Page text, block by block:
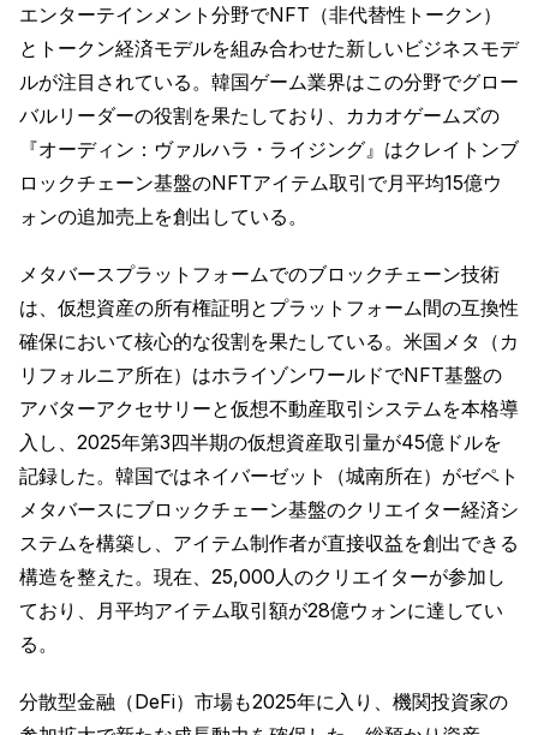
エンターテインメント分野でNFT（非代替性トークン）
とトークン経済モデルを組み合わせた新しいビジネスモデ
ルが注目されている。韓国ゲーム業界はこの分野でグロー
バルリーダーの役割を果たしており、カカオゲームズの
『オーディン：ヴァルハラ・ライジング』はクレイトンブ
ロックチェーン基盤のNFTアイテム取引で月平均15億ウ
ォンの追加売上を創出している。
メタバースプラットフォームでのブロックチェーン技術
は、仮想資産の所有権証明とプラットフォーム間の互換性
確保において核心的な役割を果たしている。米国メタ（カ
リフォルニア所在）はホライゾンワールドでNFT基盤の
アバターアクセサリーと仮想不動産取引システムを本格導
入し、2025年第3四半期の仮想資産取引量が45億ドルを
記録した。韓国ではネイバーゼット（城南所在）がゼペト
メタバースにブロックチェーン基盤のクリエイター経済シ
ステムを構築し、アイテム制作者が直接収益を創出できる
構造を整えた。現在、25,000人のクリエイターが参加し
ており、月平均アイテム取引額が28億ウォンに達してい
る。
分散型金融（DeFi）市場も2025年に入り、機関投資家の